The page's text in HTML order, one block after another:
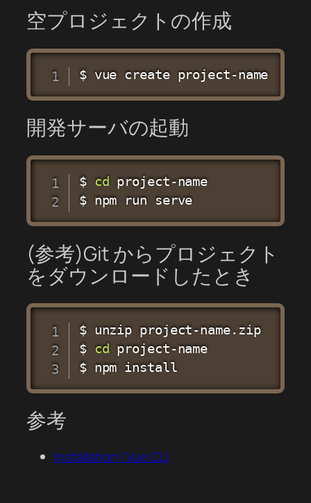
空プロジェクトの作成
$ vue create project-name
開発サーバの起動
$ cd
project-name
$ npm run serve
(参考)Git からプロジェクト
をダウンロードしたとき
$ unzip project-name.zip
$ cd project-name
$ npm install
参考
Installation | Vue CLI